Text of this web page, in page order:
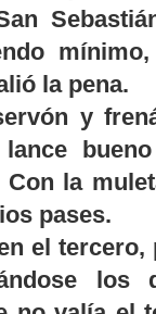
la pena.
y
lance
Con la
pases.
el